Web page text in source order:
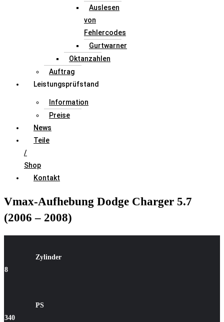
Auslesen
von
Fehlercodes
Gurtwarner
Oktanzahlen
Auftrag
Leistungsprüfstand
Information
Preise
News
Teile
/
Shop
Kontakt
Vmax-Aufhebung Dodge Charger 5.7
(2006 – 2008)
Zylinder
8
PS
340